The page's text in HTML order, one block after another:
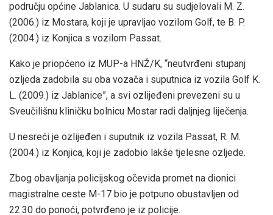
području općine Jablanica. U sudaru su sudjelovali M. Z.
(2006.) iz Mostara, koji je upravljao vozilom Golf, te B. P.
(2004.) iz Konjica s vozilom Passat.
Kako je priopćeno iz MUP-a HNŽ/K, “neutvrđeni stupanj
ozljeda zadobila su oba vozača i suputnica iz vozila Golf K.
L. (2009.) iz Jablanice”, a svi ozlijeđeni prevezeni su u
Sveučilišnu kliničku bolnicu Mostar radi daljnjeg liječenja.
U nesreći je ozlijeđen i suputnik iz vozila Passat, R. M.
(2004.) iz Konjica, koji je zadobio lakše tjelesne ozljede.
Zbog obavljanja policijskog očevida promet na dionici
magistralne ceste M-17 bio je potpuno obustavljen od
22.30 do ponoći, potvrđeno je iz policije.